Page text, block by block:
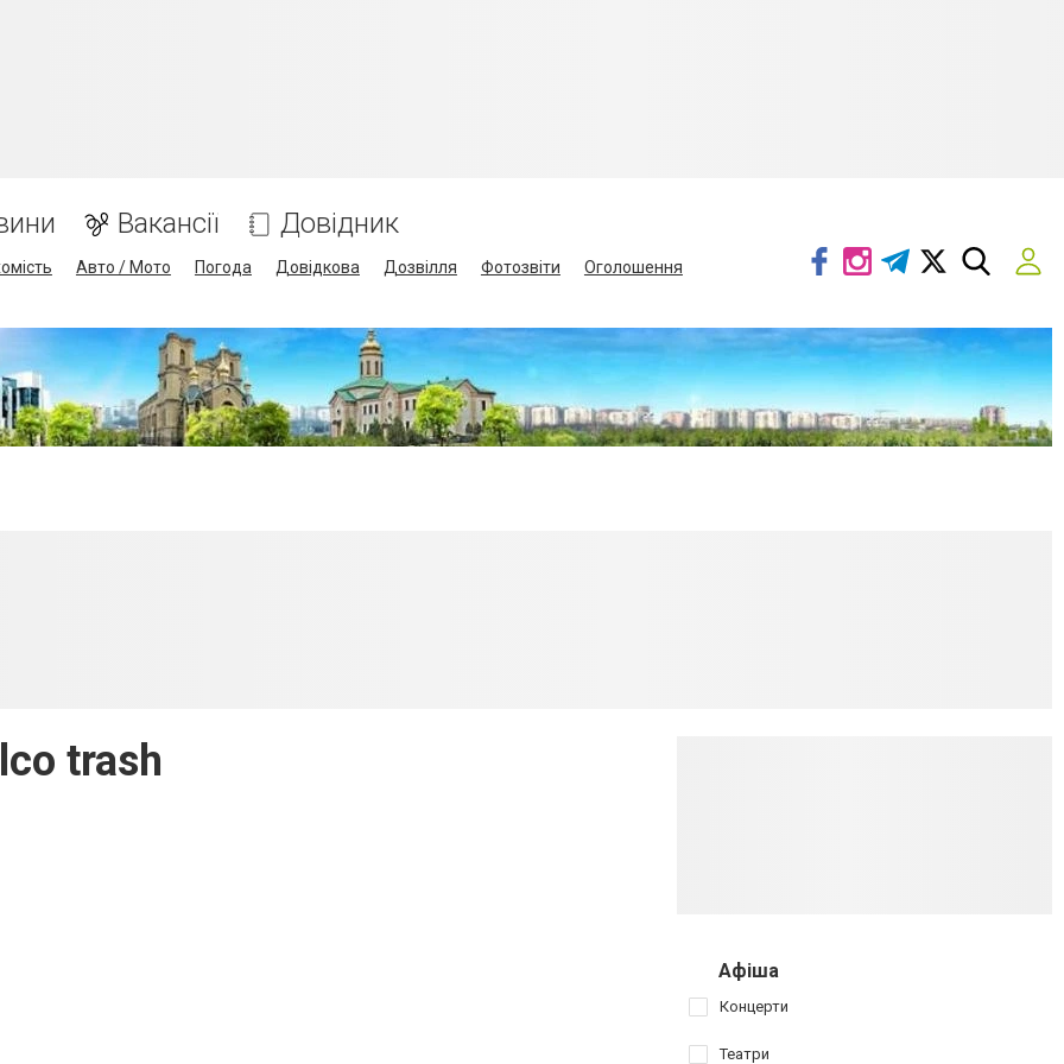
Вакансії Довідник
Авто / Мото Погода Довідкова Дозвілля Фотозвіти Оголошення
trash
Афіша
Концерти
Театри